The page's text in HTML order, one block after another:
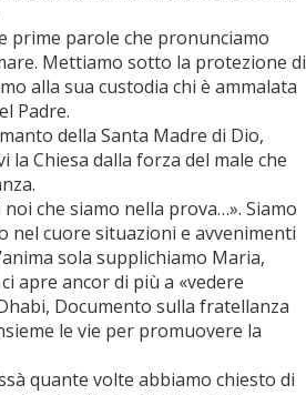
prime parole che pronunciamo
Mettiamo sotto la protezione di
alla sua custodia chi è ammalata
Padre.
della Santa Madre di Dio,
la Chiesa dalla forza del male che
che siamo nella prova…». Siamo
nel cuore situazioni e avvenimenti
sola supplichiamo Maria,
apre ancor di più a «vedere
Documento sulla fratellanza
le vie per promuovere la
quante volte abbiamo chiesto di